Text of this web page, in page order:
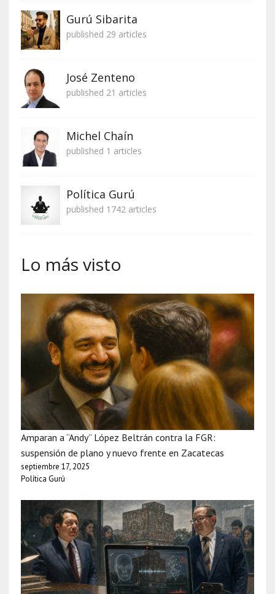
Gurú Sibarita
published 29 articles
José Zenteno
published 21 articles
Michel Chaín
published 1 articles
Política Gurú
published 1742 articles
Lo más visto
Amparan a “Andy” López Beltrán contra la FGR:
suspensión de plano y nuevo frente en Zacatecas
septiembre 17, 2025
Política Gurú